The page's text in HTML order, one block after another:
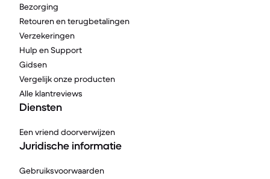
Bezorging
Retouren en terugbetalingen
Verzekeringen
Hulp en Support
Gidsen
Vergelijk onze producten
Alle klantreviews
Diensten
Een vriend doorverwijzen
Juridische informatie
Gebruiksvoorwaarden